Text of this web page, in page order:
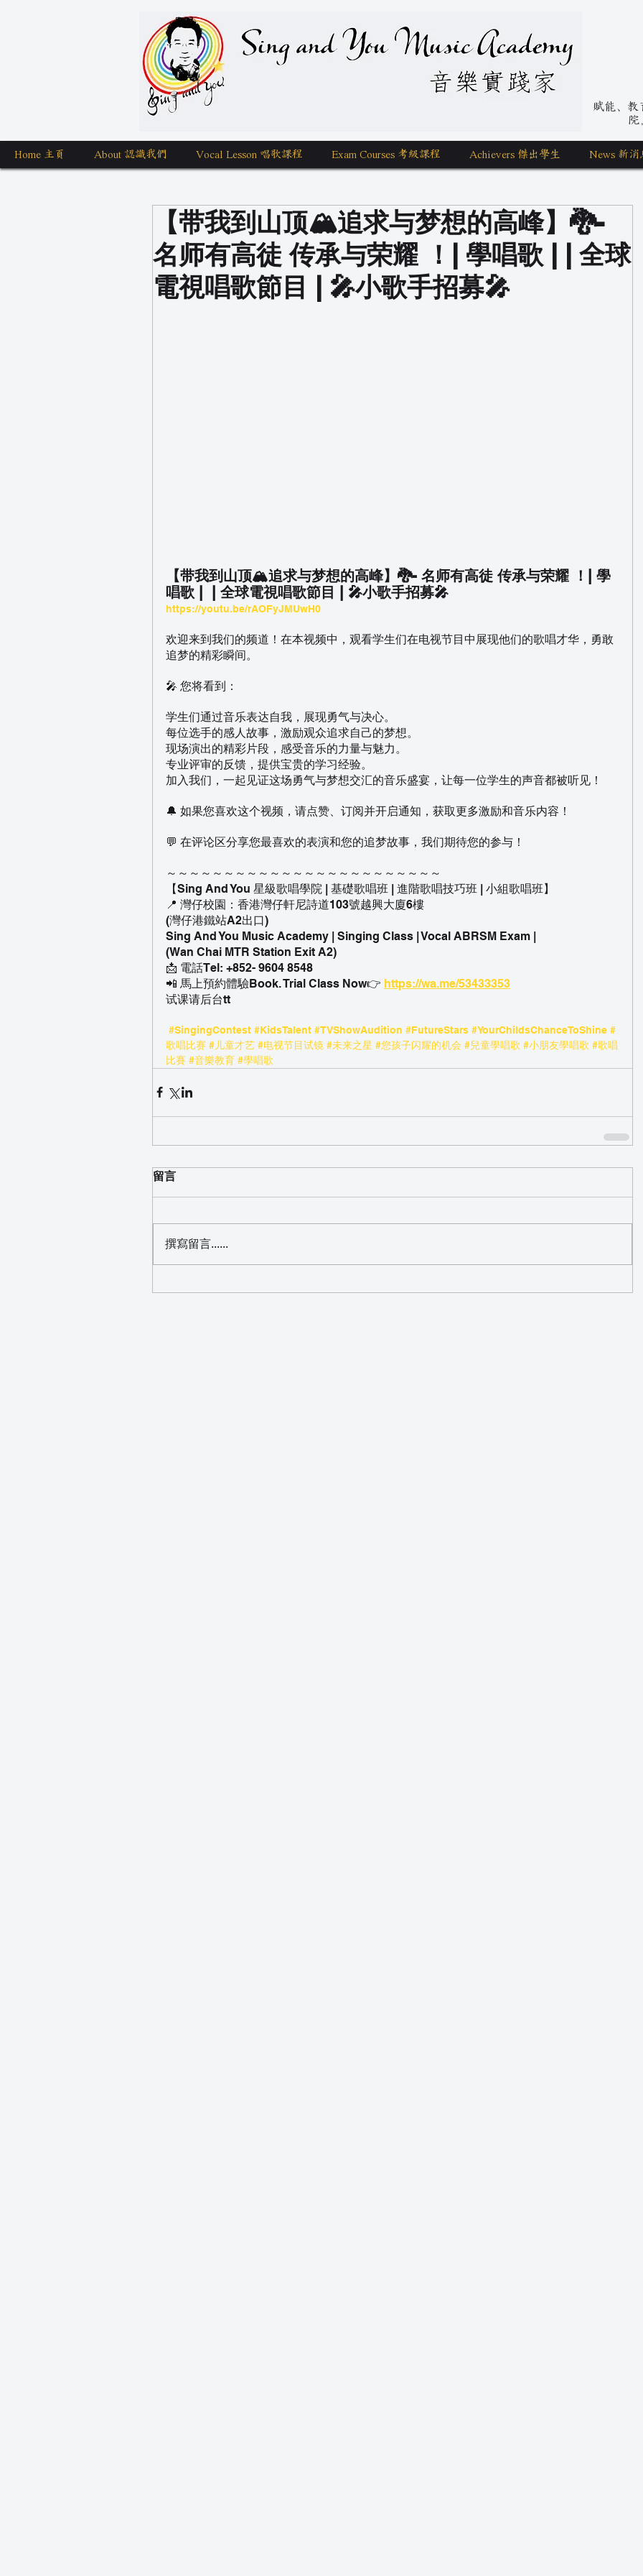
Sing and You Music Academy 學唱歌
賦能、教
院
Home 主頁 About 認識我們 Vocal Lesson 唱歌課程 Exam Courses 考級課程 Achievers 傑出學生 News 新消
【带我到山顶🏔️追求与梦想的高峰】🐉-
名师有高徒 传承与荣耀 ！| 學唱歌 | | 全球
電視唱歌節目 | 🎤小歌手招募🎤
【带我到山顶🏔️追求与梦想的高峰】🐉- 名师有高徒 传承与荣耀 ！| 學
唱歌 |  | 全球電視唱歌節目 | 🎤小歌手招募🎤
https://youtu.be/rAOFyJMUwH0
欢迎来到我们的频道！在本视频中，观看学生们在电视节目中展现他们的歌唱才华，勇敢
追梦的精彩瞬间。
🎤 您将看到：
学生们通过音乐表达自我，展现勇气与决心。
每位选手的感人故事，激励观众追求自己的梦想。
现场演出的精彩片段，感受音乐的力量与魅力。
专业评审的反馈，提供宝贵的学习经验。
加入我们，一起见证这场勇气与梦想交汇的音乐盛宴，让每一位学生的声音都被听见！
🔔 如果您喜欢这个视频，请点赞、订阅并开启通知，获取更多激励和音乐内容！
💬 在评论区分享您最喜欢的表演和您的追梦故事，我们期待您的参与！
～～～～～～～～～～～～～～～～～～～～～～～～
【Sing And You 星級歌唱學院 | 基礎歌唱班 | 進階歌唱技巧班 | 小組歌唱班】
📍 灣仔校園：香港灣仔軒尼詩道103號越興大廈6樓
(灣仔港鐵站A2出口)
Sing And You Music Academy | Singing Class | Vocal ABRSM Exam |
(Wan Chai MTR Station Exit A2)
📩 電話Tel: +852- 9604 8548
📲 馬上預約體驗Book. Trial Class Now👉 https://wa.me/53433353
试课请后台tt
#SingingContest #KidsTalent #TVShowAudition #FutureStars #YourChildsChanceToShine #
歌唱比赛 #儿童才艺 #电视节目试镜 #未来之星 #您孩子闪耀的机会 #兒童學唱歌 #小朋友學唱歌 #歌唱
比賽 #音樂教育 #學唱歌
留言
撰寫留言......